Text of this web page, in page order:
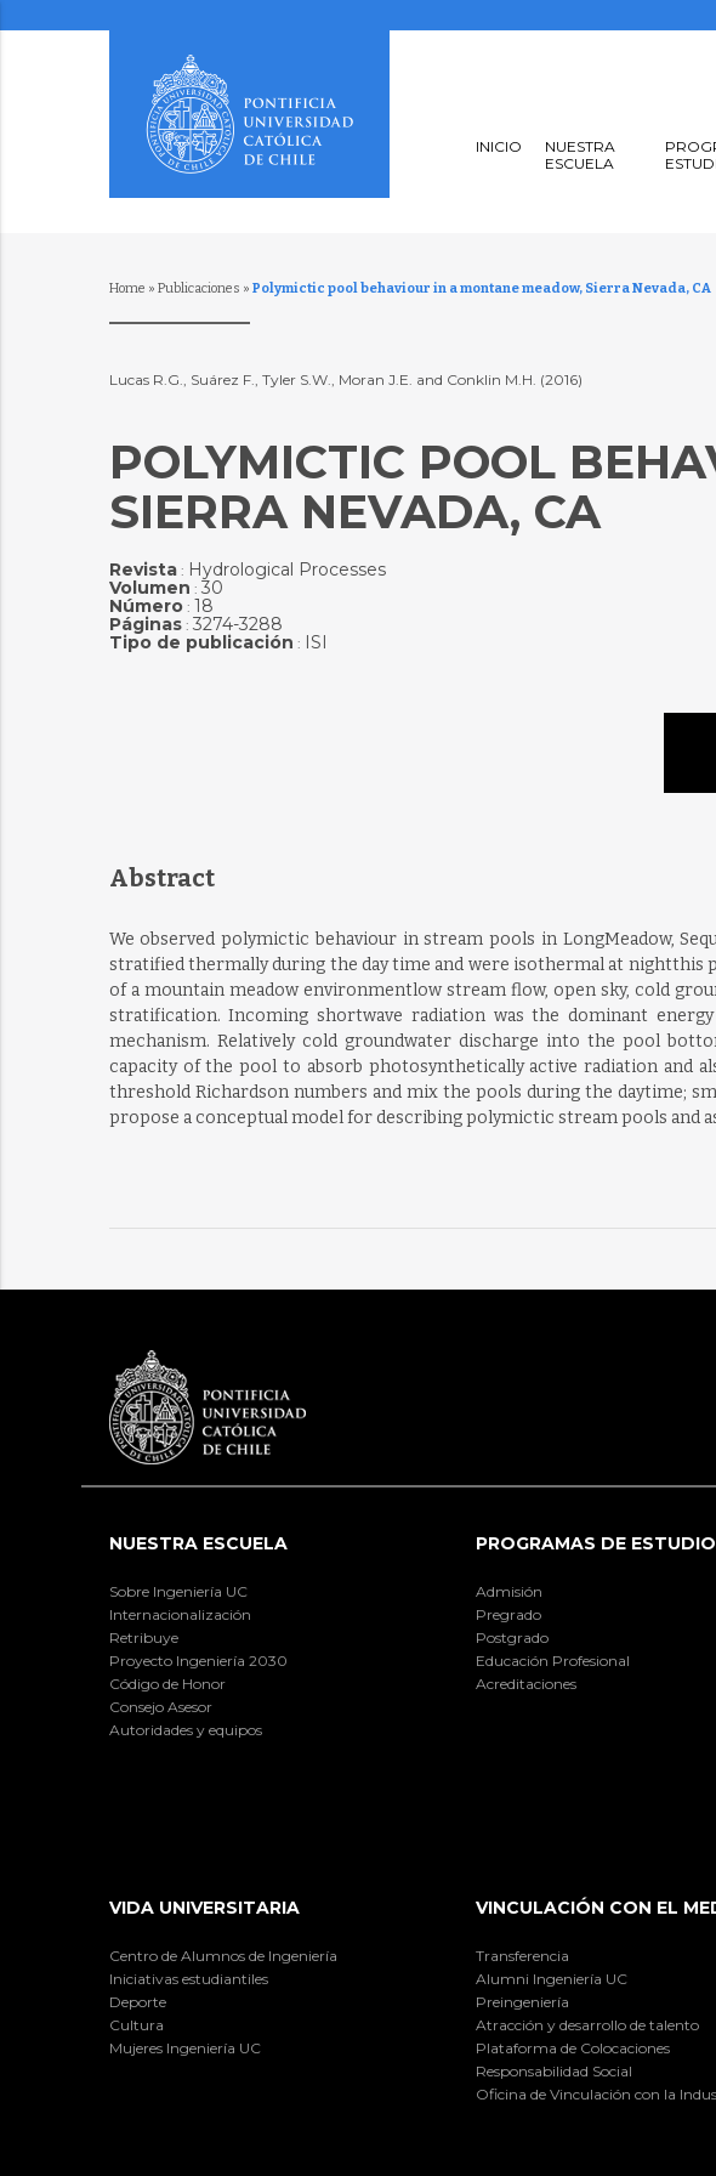
INICIO
NUESTRA
ESCUELA
Home » Publicaciones » Polymictic pool behaviour in a montane meadow, Sierra Nevada, CA
Lucas R.G., Suárez F., Tyler S.W., Moran J.E. and Conklin M.H. (2016)
POLYMICTIC POOL
SIERRA NEVADA, CA
Revista: Hydrological Processes
Volumen : 30
Número: 18
Páginas: 3274-3288
Tipo de publicación : ISI
Abstract
We observed polymictic behaviour in stream pools in LongMeadow,
stratified thermally during the day time and were isothermal at
of a mountain meadow environmentlow stream flow, open sky, cold
stratification. Incoming shortwave radiation was the dominant
mechanism. Relatively cold groundwater discharge into the pool
capacity of the pool to absorb photosynthetically active radiation and
threshold Richardson numbers and mix the pools during the daytime;
propose a conceptual model for describing polymictic stream pools and
NUESTRA ESCUELA
Sobre Ingeniería UC
Internacionalización
Retribuye
Proyecto Ingeniería 2030
Código de Honor
Consejo Asesor
Autoridades y equipos
PROGRAMAS DE ESTUDIO
Admisión
Pregrado
Postgrado
Educación Profesional
Acreditaciones
VIDA UNIVERSITARIA
Centro de Alumnos de Ingeniería
Iniciativas estudiantiles
Deporte
Cultura
Mujeres Ingeniería UC
VINCULACIÓN CON EL
Transferencia
Alumni Ingeniería UC
Preingeniería
Atracción y desarrollo de talento
Plataforma de Colocaciones
Responsabilidad Social
Oficina de Vinculación con la